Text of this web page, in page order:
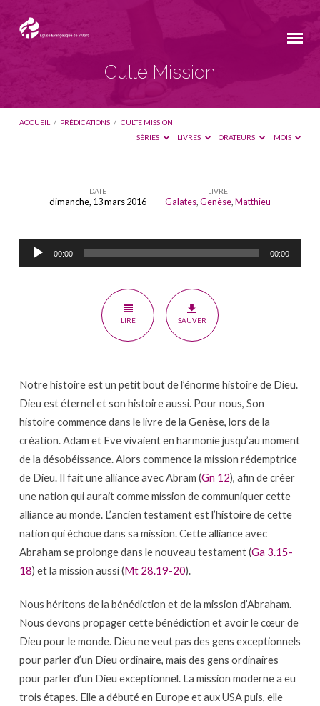
Culte Mission
ACCUEIL / PRÉDICATIONS / CULTE MISSION
SÉRIES
LIVRES ORATEURS MOIS
DATE
dimanche, 13 mars 2016
LIVRE
Galates,Genèse,Matthieu
Lecteur
audio
00:00 00:00
LIRE SAUVER
Notre histoire est un petit bout de l’énorme histoire de Dieu.
Dieu est éternel et son histoire aussi. Pour nous, Son
histoire commence dans le livre de la Genèse, lors de la
création. Adam et Eve vivaient en harmonie jusqu’au moment
de la désobéissance. Alors commence la mission rédemptrice
de Dieu. Il fait une alliance avec Abram (Gn 12), afin de créer
une nation qui aurait comme mission de communiquer cette
alliance au monde. L’ancien testament est l’histoire de cette
nation qui échoue dans sa mission. Cette alliance avec
Abraham se prolonge dans le nouveau testament (Ga 3.15-
18) et la mission aussi (Mt 28.19-20).
Nous héritons de la bénédiction et de la mission d’Abraham.
Nous devons propager cette bénédiction et avoir le cœur de
Dieu pour le monde. Dieu ne veut pas des gens exceptionnels
pour parler d’un Dieu ordinaire, mais des gens ordinaires
pour parler d’un Dieu exceptionnel. La mission moderne a eu
trois étapes. Elle a débuté en Europe et aux USA puis, elle